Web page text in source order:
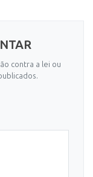
contra a lei ou